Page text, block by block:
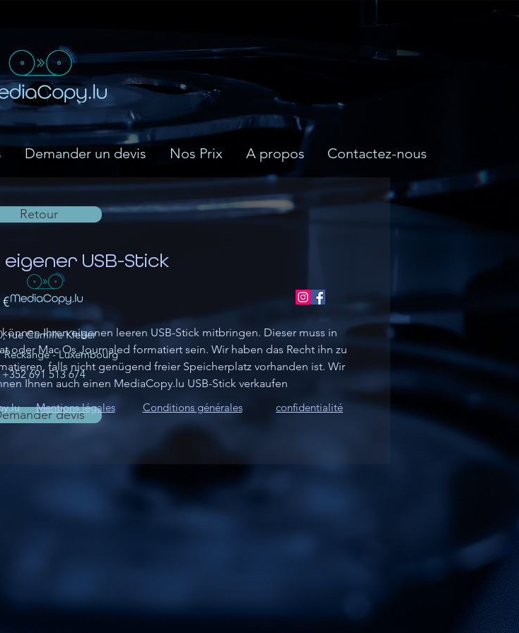
Demander un devis Nos Prix A propos Contactez-nous
Retour
eigener USB-Stick
devis
können Ihren eigenen leeren USB-Stick mitbringen. Dieser muss in
oder Mac Os Journaled formatiert sein. Wir haben das Recht ihn zu
falls nicht genügend freier Speicherplatz vorhanden ist. Wir
Ihnen auch einen MediaCopy.lu USB-Stick verkaufen
rue Camille Kleber
Reckange - Luxembourg
+352 691 513 674
Mentions légales Conditions générales confidentialité